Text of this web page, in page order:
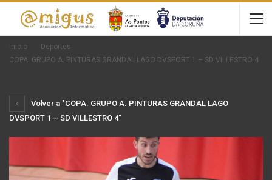
Inicio
Deportes
COPA. GRUPO A. PINTURAS GRANDAL LAGO DVSPORT 1 – SD VILLESTRO 4
Volver a "COPA. GRUPO A. PINTURAS GRANDAL LAGO
DVSPORT 1 – SD VILLESTRO 4"